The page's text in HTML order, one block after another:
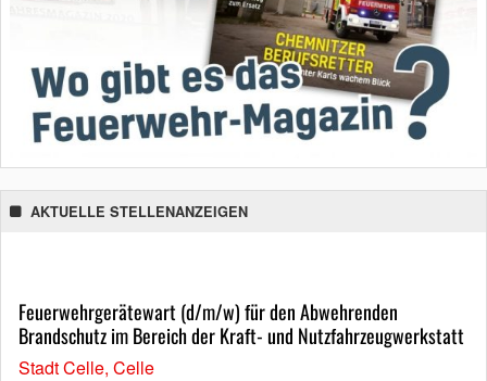
AKTUELLE STELLENANZEIGEN
Feuerwehrgerätewart (d/m/w) für den Abwehrenden
Brandschutz im Bereich der Kraft- und Nutzfahrzeugwerkstatt
Stadt Celle, Celle